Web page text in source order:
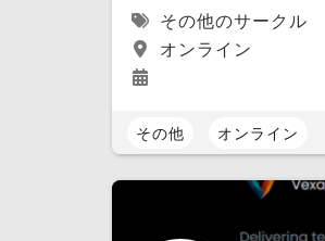
その他のサークル
オンライン
その他 オンライン